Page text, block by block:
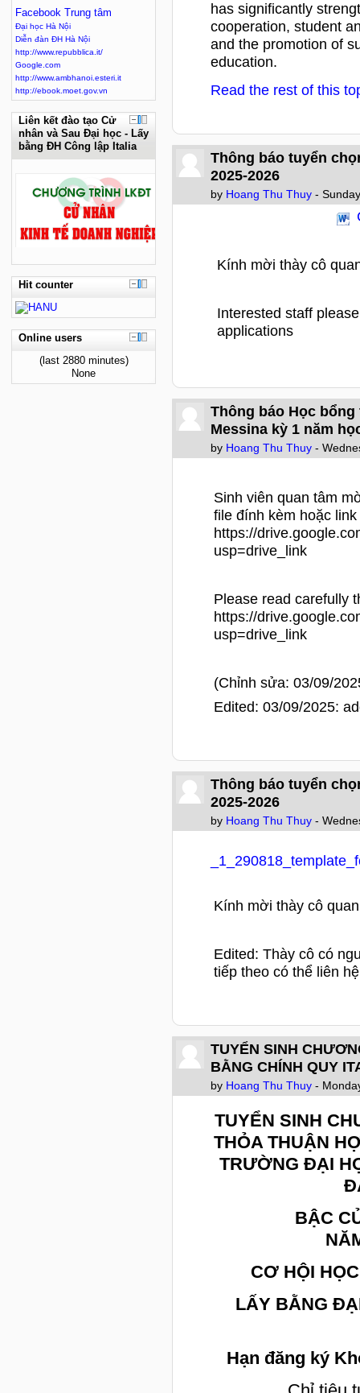
has significantly
cooperation, student
and the promotion of
education.
Read the rest of this
Thông báo tuyển
2025-2026
by Hoang Thu Thuy -
Kính mời thày cô
Interested staff
applications
Thông báo Học
Messina kỳ 1 năm
by Hoang Thu Thuy -
Sinh viên quan tâm
file đính kèm hoặc
https://
usp=drive_link
Please read carefully
https://
usp=drive_link
(Chỉnh sửa: 03/09/
Edited: 03/09/2025:
Thông báo tuyển
2025-2026
by Hoang Thu Thuy -
Kính mời thày cô
Edited: Thày cô có
tiếp theo có thể liên
TUYỂN SINH
BẰNG CHÍNH QUY
by Hoang Thu Thuy -
TUYỂN SINH
THỎA THUẬN
TRƯỜNG ĐẠI
BẬC
CƠ HỘI
LẤY BẰNG
Hạn đăng ký
Facebook Trung tâm
Đại học Hà Nội
Diễn đàn ĐH Hà Nội
http://www.repubblica.it/
Google.com
http://www.ambhanoi.esteri.it
http://ebook.moet.gov.vn
Liên kết đào tạo Cử
nhân và Sau Đại học - Lấy
bằng ĐH Công lập Italia
Hit counter
Online users
(last 2880 minutes)
None